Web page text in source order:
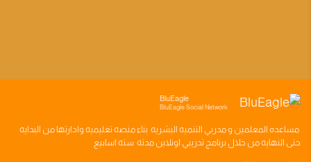
BluEagle
BluEagle Social Network
مساعده المعلمين ومدربي التنميه البشريه بناءمنصه تعليميه وادارتها من البدايه
حتى النهايه من خلال برنامج تدريبي اونلاين مدته سته اسابيع